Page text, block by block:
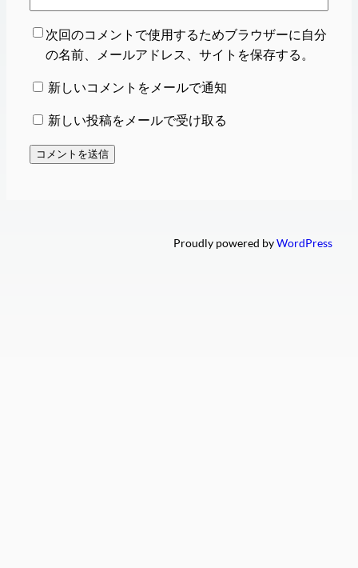
次回のコメントで使用するためブラウザーに自分
の名前、メールアドレス、サイトを保存する。
新しいコメントをメールで通知
新しい投稿をメールで受け取る
Proudly powered byWordPress